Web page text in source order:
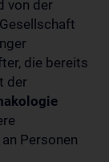
von der
die bereits
der
Personen